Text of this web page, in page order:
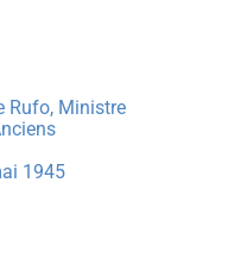
Rufo, Ministre
1945